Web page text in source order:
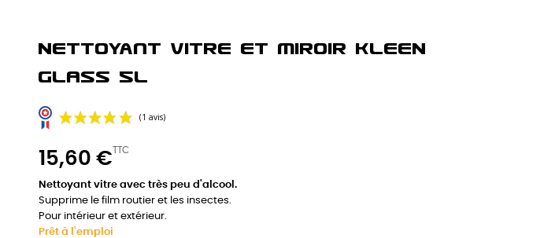
Nettoyant Vitre Et Miroir KLEEN
GLASS 5L
15,60 € TTC
Nettoyant vitre avec très peu d'alcool.
Supprime le film routier et les insectes.
Pour intérieur et extérieur.
Prêt à l'emploi